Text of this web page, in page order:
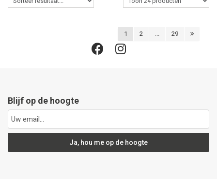
1 2 ... 29
Blijf op de hoogte
Ja, hou me op de hoogte